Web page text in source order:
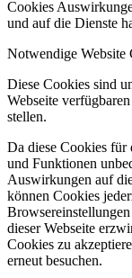
Cookies
und auf die Dienste
Notwendige Website
Diese Cookies sind
Webseite
stellen.
Da diese Cookies für
und Funktionen
Auswirkungen auf
können Cookies
dieser Webseite
Cookies zu
erneut besuchen.